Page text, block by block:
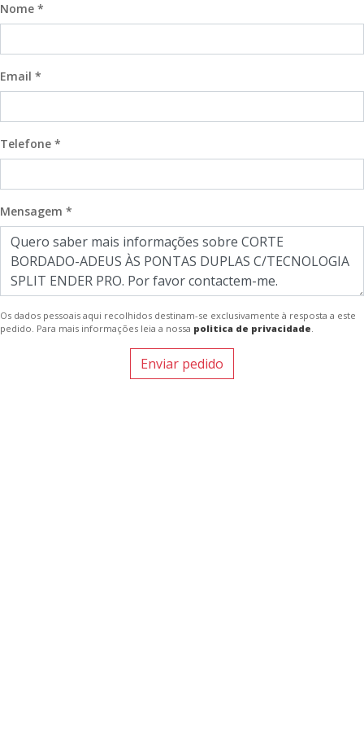
Nome *
Email *
Telefone *
Mensagem *
Os dados pessoais aqui recolhidos destinam-se exclusivamente à resposta a este
pedido. Para mais informações leia a nossa politica de privacidade.
Enviar pedido